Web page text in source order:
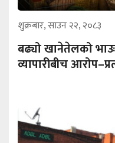
शुक्रबार, साउन २२, २०८३
बढ्यो खानेतेलको
व्यापारीबीच